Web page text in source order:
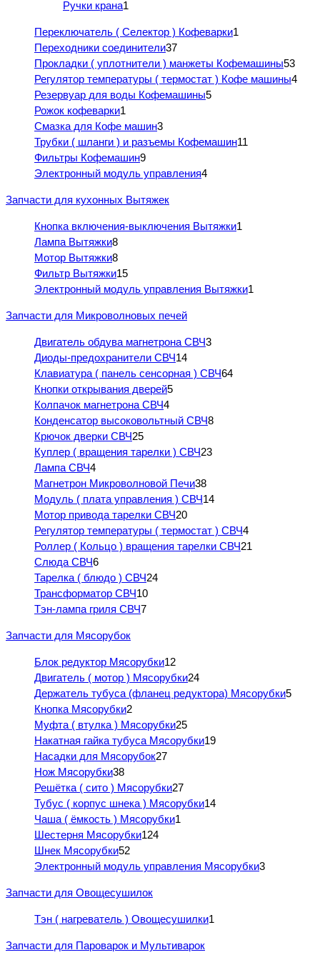
Ручки крана1
Переключатель ( Селектор ) Кофеварки1
Переходники соединители37
Прокладки ( уплотнители ) манжеты Кофемашины53
Регулятор температуры ( термостат ) Кофе машины4
Резервуар для воды Кофемашины5
Рожок кофеварки1
Смазка для Кофе машин3
Трубки ( шланги ) и разъемы Кофемашин11
Фильтры Кофемашин9
Электронный модуль управления4
Запчасти для кухонных Вытяжек
Кнопка включения-выключения Вытяжки1
Лампа Вытяжки8
Мотор Вытяжки8
Фильтр Вытяжки15
Электронный модуль управления Вытяжки1
Запчасти для Микроволновых печей
Двигатель обдува магнетрона СВЧ3
Диоды-предохранители СВЧ14
Клавиатура ( панель сенсорная ) СВЧ64
Кнопки открывания дверей5
Колпачок магнетрона СВЧ4
Конденсатор высоковольтный СВЧ8
Крючок дверки СВЧ25
Куплер ( вращения тарелки ) СВЧ23
Лампа СВЧ4
Магнетрон Микроволновой Печи38
Модуль ( плата управления ) СВЧ14
Мотор привода тарелки СВЧ20
Регулятор температуры ( термостат ) СВЧ4
Роллер ( Кольцо ) вращения тарелки СВЧ21
Слюда СВЧ6
Тарелка ( блюдо ) СВЧ24
Трансформатор СВЧ10
Тэн-лампа гриля СВЧ7
Запчасти для Мясорубок
Блок редуктор Мясорубки12
Двигатель ( мотор ) Мясорубки24
Держатель тубуса (фланец редуктора) Мясорубки5
Кнопка Мясорубки2
Муфта ( втулка ) Мясорубки25
Накатная гайка тубуса Мясорубки19
Насадки для Мясорубок27
Нож Мясорубки38
Решётка ( сито ) Мясорубки27
Тубус ( корпус шнека ) Мясорубки14
Чаша ( ёмкость ) Мясорубки1
Шестерня Мясорубки124
Шнек Мясорубки52
Электронный модуль управления Мясорубки3
Запчасти для Овощесушилок
Тэн ( нагреватель ) Овощесушилки1
Запчасти для Пароварок и Мультиварок